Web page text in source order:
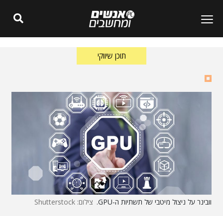
תוכן שיווקי
וובינר על ניצול מיטבי של תשתיות ה-GPU. צילום: Shutterstock